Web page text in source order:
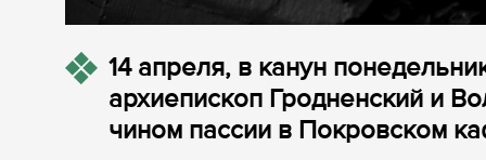
14 апреля, в канун
архиепископ Гродненский и
чином пассии в Покровском